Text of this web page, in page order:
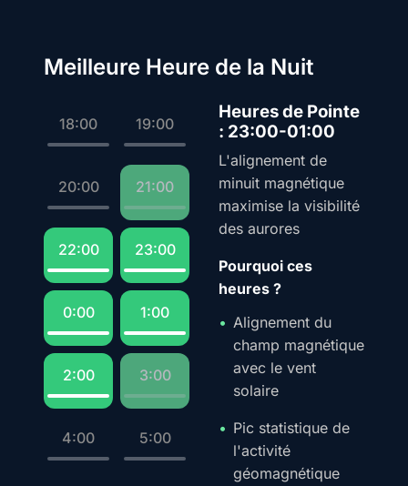
Meilleure Heure de la Nuit
18:00 19:00
20:00 21:00
22:00 23:00
0:00 1:00
2:00 3:00
4:00 5:00
Heures de Pointe
: 23:00-01:00
L'alignement de
minuit magnétique
maximise la visibilité
des aurores
Pourquoi ces
heures ?
Alignement du
champ magnétique
avec le vent
solaire
Pic statistique de
l'activité
géomagnétique